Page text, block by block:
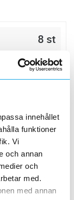
innehållet
funktioner
Vi
och annan
och
med.
med annan
8 st
stål enligt